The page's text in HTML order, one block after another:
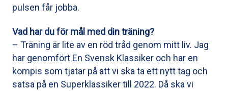
pulsen får jobba.
Vad har du för mål med din träning?
– Träning är lite av en röd tråd genom mitt liv. Jag
har genomfört En Svensk Klassiker och har en
kompis som tjatar på att vi ska ta ett nytt tag och
satsa på en Superklassiker till 2022. Då ska vi